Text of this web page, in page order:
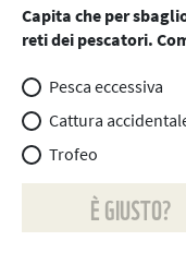
Capita che per
reti dei pescatori.
Pesca eccessiva
Cattura
Trofeo
È GIUSTO?